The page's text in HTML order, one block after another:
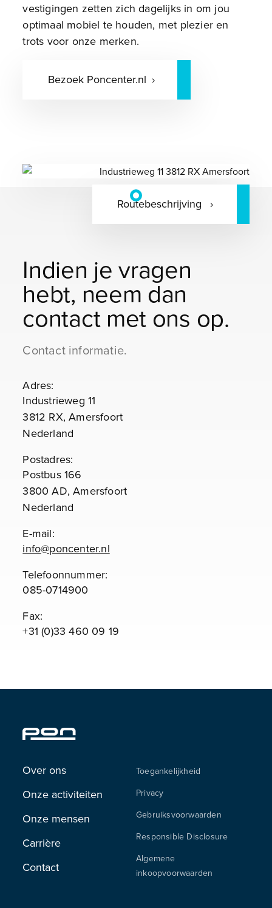
vestigingen zetten zich dagelijks in om jou
optimaal mobiel te houden, met plezier en
trots voor onze merken.
Bezoek Poncenter.nl
Routebeschrijving
Indien je vragen
hebt, neem dan
contact met ons op.
Contact informatie.
Adres:
Industrieweg 11
3812 RX, Amersfoort
Nederland
Postadres:
Postbus 166
3800 AD, Amersfoort
Nederland
E-mail:
info@poncenter.nl
Telefoonnummer:
085-0714900
Fax:
+31 (0)33 460 09 19
Over ons
Onze activiteiten
Onze mensen
Carrière
Contact
Toegankelijkheid
Privacy
Gebruiksvoorwaarden
Responsible Disclosure
Algemene
inkoopvoorwaarden